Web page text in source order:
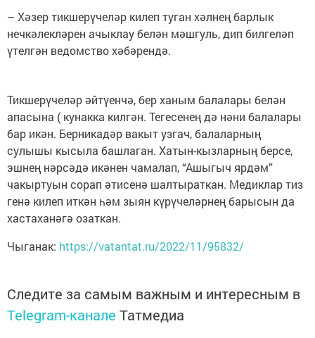
– Хәзер тикшерүчеләр килеп туган хәлнең барлык
нечкәлекләрен ачыклау белән мәшгуль, дип билгеләп
үтелгән ведомство хәбәрендә.
Тикшерүчеләр әйтүенчә, бер ханым балалары белән
апасына ( кунакка килгән. Тегесенең дә нәни балалары
бар икән. Берникадәр вакыт узгач, балаларның
сулышы кысыла башлаган. Хатын-кызларның берсе,
эшнең нәрсәдә икәнен чамалап, “Ашыгыч ярдәм”
чакыртуын сорап әтисенә шалтыраткан. Медиклар тиз
генә килеп иткән һәм зыян күрүчеләрнең барысын да
хастаханәгә озаткан.
Чыганак: https://vatantat.ru/2022/11/95832/
Следите за самым важным и интересным в
Telegram-канале Татмедиа